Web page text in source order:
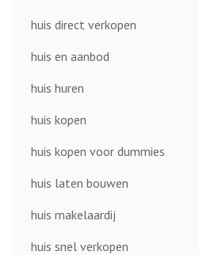
huis direct verkopen
huis en aanbod
huis huren
huis kopen
huis kopen voor dummies
huis laten bouwen
huis makelaardij
huis snel verkopen